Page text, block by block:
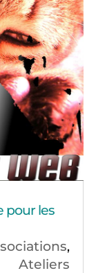
pour les
,
Ateliers